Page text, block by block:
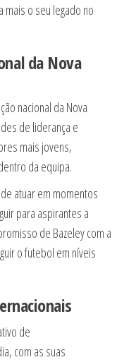
mais o seu legado no
da Nova
nacional da Nova
de liderança e
mais jovens,
da equipa.
atuar em momentos
para aspirantes a
de Bazeley com a
o futebol em níveis
de
com as suas